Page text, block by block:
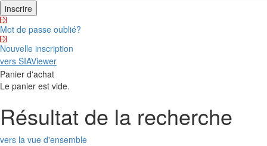
Mot de passe oublié?
Nouvelle inscription
vers SIAViewer
Panier d'achat
Le panier est vide.
Résultat de la recherche
vers la vue d'ensemble